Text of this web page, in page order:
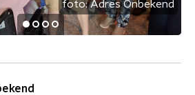
foto:Adres Onbekend